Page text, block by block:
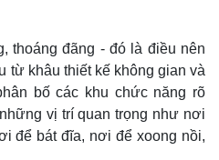
thoáng đãng - đó là điều nên
từ khâu thiết kế không gian và
bố các khu chức năng rõ
vị trí quan trọng như nơi
để bát đĩa, nơi để xoong nồi,